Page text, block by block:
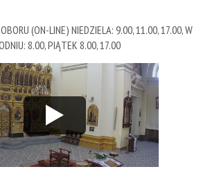
(ON-LINE) NIEDZIELA: 9.00, 11.00, 17.00, W
8.00, PIĄTEK 8.00, 17.00